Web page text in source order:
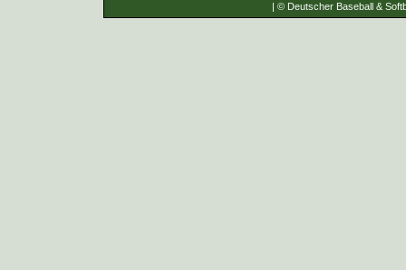
| © Deutscher Baseball &